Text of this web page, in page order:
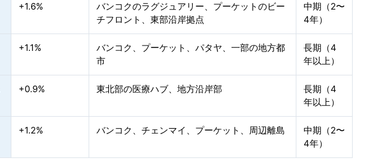
+1.6%
バンコクのラグジュアリー、プーケットのビー
チフロント、東部沿岸拠点
中期（2〜
4年）
+1.1%
バンコク、プーケット、パタヤ、一部の地方都
市
長期（4
年以上）
+0.9% 東北部の医療ハブ、地方沿岸部
長期（4
年以上）
+1.2% バンコク、チェンマイ、プーケット、周辺離島
中期（2〜
4年）